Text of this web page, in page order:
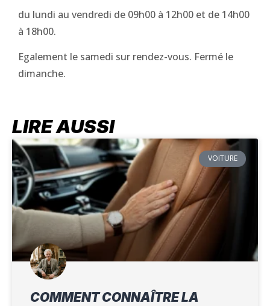
du lundi au vendredi de 09h00 à 12h00 et de 14h00
à 18h00.
Egalement le samedi sur rendez-vous. Fermé le
dimanche.
LIRE AUSSI
VOITURE
COMMENT CONNAÎTRE LA